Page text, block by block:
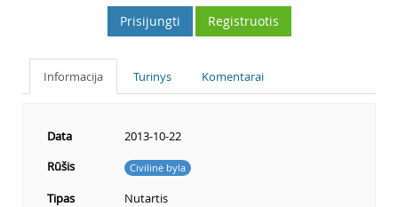
Prisijungti Registruotis
Informacija Turinys Komentarai
Data
2013-10-22
Rūšis
Civilinė byla
Tipas
Nutartis